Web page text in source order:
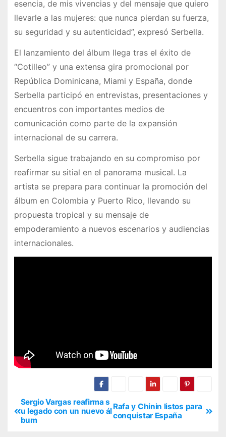
esencia, de mis vivencias y del mensaje que quiero
llevarle a las mujeres: que nunca pierdan su fuerza,
su seguridad y su autenticidad”, expresó Serbella.
El lanzamiento del álbum llega tras el éxito de
“Cotilleo” y una extensa gira promocional por
República Dominicana, Miami y España, donde
Serbella participó en entrevistas, presentaciones y
encuentros con importantes medios de
comunicación como parte de la expansión
internacional de su carrera.
Serbella sigue trabajando en su compromiso por
reafirmar su sitial en el panorama musical. La
artista se prepara para continuar la promoción del
álbum en Colombia y Puerto Rico, llevando su
propuesta tropical y su mensaje de
empoderamiento a nuevos escenarios y audiencias
internacionales.
Rafa y Chinin listos para
conquistar España
Sergio Vargas reafirma s
u legado con un nuevo ál
bum